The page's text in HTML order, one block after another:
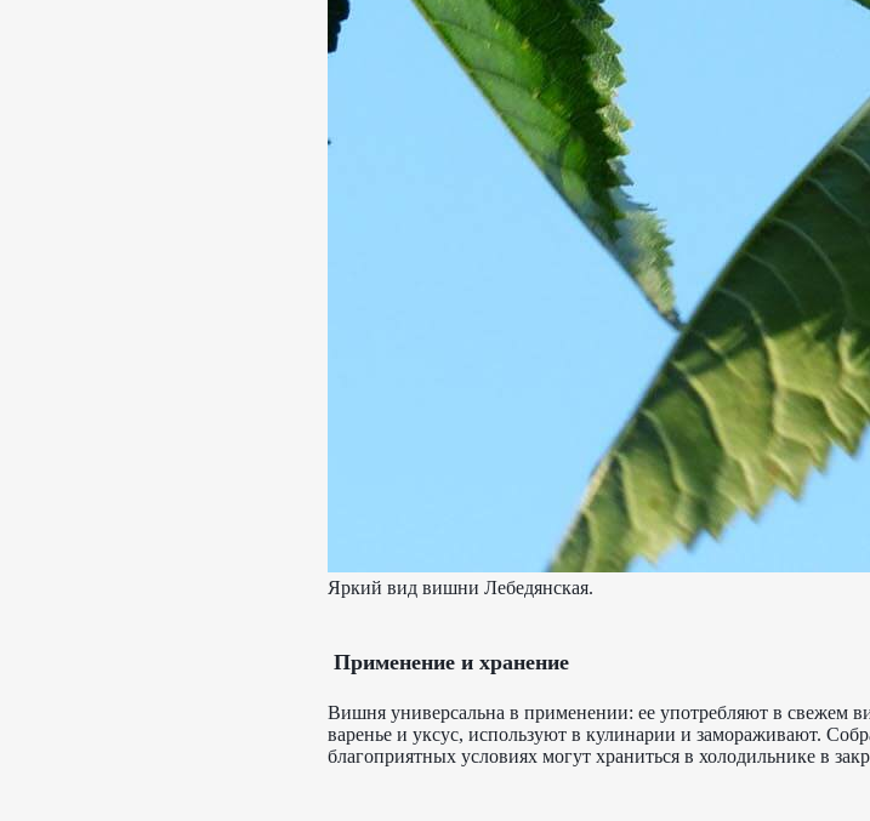
Яркий вид вишни Лебедянская.
Применение и хранение
Вишня универсальна в применении: ее употребляют в свежем
варенье и уксус, используют в кулинарии и замораживают.
благоприятных условиях могут храниться в холодильнике в